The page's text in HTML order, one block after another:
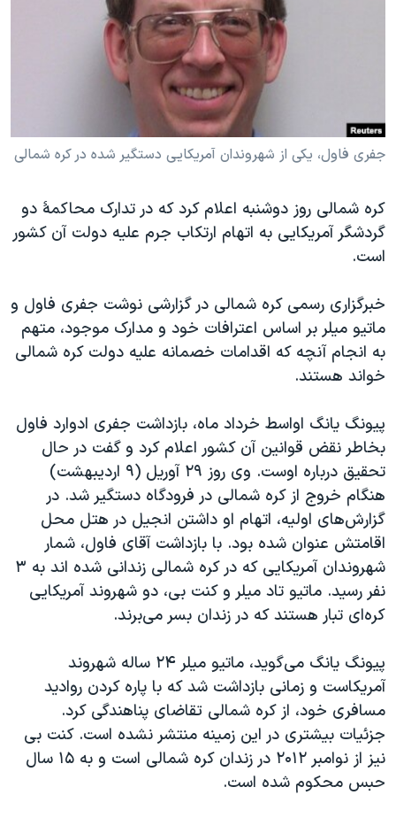
فرهنگ و زندگی
حقوق شهروندی
اسرائیل در جنگ
آرشیو پخش زنده
انتخابات ریاست جمهوری آمریکا ۲۰۲۴
حمله جمهوری اسلامی به اسرائیل
ورزش زنان در ایران
مجموعه مستندهای دادخواهی
تریبونال مردمی آبان ۹۸
چهل سال گروگان‌گیری
قانون شفافیت دارائی کادر رهبری ایران
اعتراضات مردمی آبان ۹۸
نرگس محمدی برنده جایزه نوبل صلح
همایش محافظه‌کاران آمریکا «سی‌پک»
صفحه‌های ویژه
سفر پرزیدنت ترامپ به چین
زبانهای مختلف
جفری فاول، یکی از شهروندان آمریکایی دستگیر شده در کره شمالی
کره شمالی روز دوشنبه اعلام کرد که در تدارک محاکمۀ دو
گردشگر آمريکايی به اتهام ارتکاب جرم عليه دولت آن کشور
است.
خبرگزاری رسمی کره شمالی در گزارشی نوشت جفری فاول و
ماتيو ميلر بر اساس اعترافات خود و مدارک موجود، متهم
به انجام آنچه که اقدامات خصمانه عليه دولت کره شمالی
خواند هستند.
پیونگ یانگ اواسط خرداد ماه، بازداشت جفری ادوارد فاول
بخاطر نقض قوانین آن کشور اعلام کرد و گفت در حال
تحقیق درباره اوست. وی روز ۲۹ آوریل (۹ اردیبهشت)
هنگام خروج از کره شمالی در فرودگاه دستگیر شد. در
گزارش‌های اولیه، اتهام او داشتن انجیل در هتل محل
اقامتش عنوان شده بود. با بازداشت آقای فاول، شمار
شهروندان آمریکایی که در کره شمالی زندانی شده اند به ۳
نفر رسید. ماتیو تاد میلر و کنت بی، دو شهروند آمریکایی
کره‌ای تبار هستند که در زندان بسر می‌برند.
پيونگ يانگ می‌گويد، ماتيو ميلر ۲۴ ساله شهروند
آمريکاست و زمانی بازداشت شد که با پاره کردن رواديد
مسافری خود، از کره شمالی تقاضای پناهندگی کرد.
جزئيات بيشتری در اين زمينه منتشر نشده است. کنت بی
نیز از نوامبر ۲۰۱۲ در زندان کره شمالی است و به ۱۵ سال
حبس محکوم شده است.